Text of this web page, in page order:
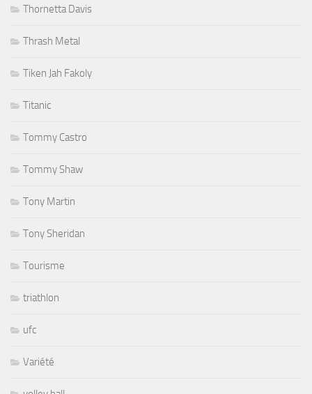
Thornetta Davis
Thrash Metal
Tiken Jah Fakoly
Titanic
Tommy Castro
Tommy Shaw
Tony Martin
Tony Sheridan
Tourisme
triathlon
ufc
Variété